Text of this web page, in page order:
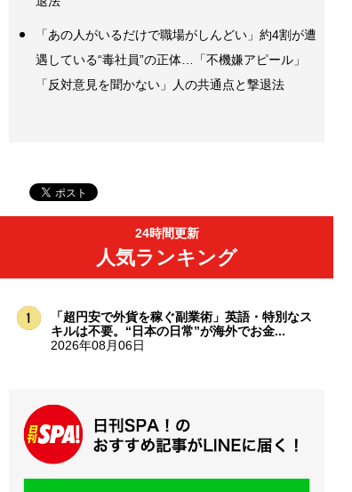
「あの人がいるだけで職場がしんどい」約4割が遭
遇している“毒社員”の正体…「不機嫌アピール」
「反対意見を聞かない」人の共通点と撃退法
24時間更新
人気ランキング
「超円安で外貨を稼ぐ副業術」英語・特別なス
キルは不要。“日本の日常”が海外でお金...
2026年08月06日